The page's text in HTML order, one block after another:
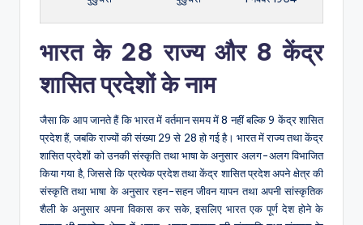
भारत के 28 राज्य और 8 केंद्र
शासित प्रदेशों के नाम
जैसा कि आप जानते हैं कि भारत में वर्तमान समय में 8 नहीं बल्कि 9 केंद्र शासित
प्रदेश हैं, जबकि राज्यों की संख्या 29 से 28 हो गई है। भारत में राज्य तथा केंद्र
शासित प्रदेशों को उनकी संस्कृति तथा भाषा के अनुसार अलग-अलग विभाजित
किया गया है, जिससे कि प्रत्येक प्रदेश तथा केंद्र शासित प्रदेश अपने क्षेत्र की
संस्कृति तथा भाषा के अनुसार रहन-सहन जीवन यापन तथा अपनी सांस्कृतिक
शैली के अनुसार अपना विकास कर सके, इसलिए भारत एक पूर्ण देश होने के